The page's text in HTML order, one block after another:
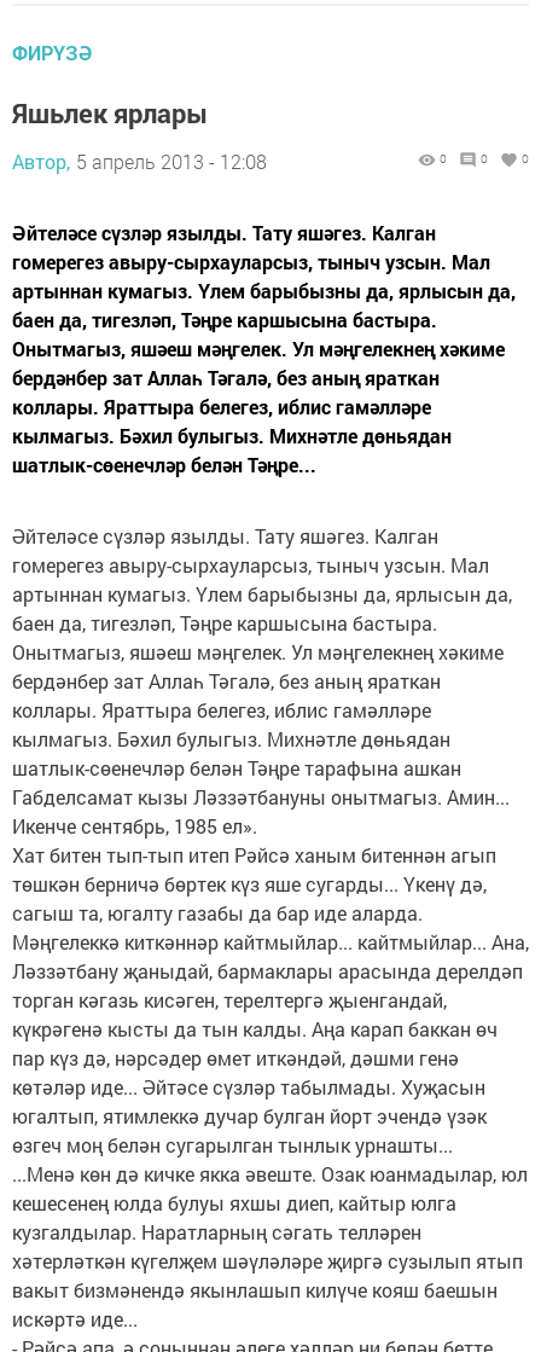
ФИРҮЗӘ
Яшьлек ярлары
Автор, 5 апрель 2013 - 12:08 0 0 0
Әйтеләсе сүзләр язылды. Тату яшәгез. Калган
гомерегез авыру-сырхауларсыз, тыныч узсын. Мал
артыннан кумагыз. Үлем барыбызны да, ярлысын да,
баен да, тигезләп, Тәңре каршысына бастыра.
Онытмагыз, яшәеш мәңгелек. Ул мәңгелекнең хәкиме
бердәнбер зат Аллаһ Тәгалә, без аның яраткан
коллары. Яраттыра белегез, иблис гамәлләре
кылмагыз. Бәхил булыгыз. Михнәтле дөньядан
шатлык-сөенечләр белән Тәңре...
Әйтеләсе сүзләр язылды. Тату яшәгез. Калган
гомерегез авыру-сырхауларсыз, тыныч узсын. Мал
артыннан кумагыз. Үлем барыбызны да, ярлысын да,
баен да, тигезләп, Тәңре каршысына бастыра.
Онытмагыз, яшәеш мәңгелек. Ул мәңгелекнең хәкиме
бердәнбер зат Аллаһ Тәгалә, без аның яраткан
коллары. Яраттыра белегез, иблис гамәлләре
кылмагыз. Бәхил булыгыз. Михнәтле дөньядан
шатлык-сөенечләр белән Тәңре тарафына ашкан
Габделсамат кызы Ләззәтбануны онытмагыз. Амин...
Икенче сентябрь, 1985 ел».
Хат битен тып-тып итеп Рәйсә ханым битеннән агып
төшкән берничә бөртек күз яше сугарды... Үкенү дә,
сагыш та, югалту газабы да бар иде аларда.
Мәңгелеккә киткәннәр кайтмыйлар... кайтмыйлар... Ана,
Ләззәтбану җаныдай, бармаклары арасында дерелдәп
торган кәгазь кисәген, терелтергә җыенгандай,
күкрәгенә кысты да тын калды. Аңа карап баккан өч
пар күз дә, нәрсәдер өмет иткәндәй, дәшми генә
көтәләр иде... Әйтәсе сүзләр табылмады. Хуҗасын
югалтып, ятимлеккә дучар булган йорт эчендә үзәк
өзгеч моң белән сугарылган тынлык урнашты...
...Менә көн дә кичке якка әвеште. Озак юанмадылар, юл
кешесенең юлда булуы яхшы диеп, кайтыр юлга
кузгалдылар. Наратларның сәгать телләрен
хәтерләткән күгелҗем шәүләләре җиргә сузылып ятып
вакыт бизмәнендә якынлашып килүче кояш баешын
искәртә иде...